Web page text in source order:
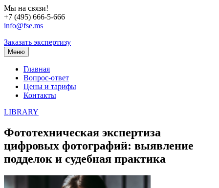
Мы на связи!
+7 (495) 666-5-666
info@fse.ms
Заказать экспертизу
Меню
Главная
Вопрос-ответ
Цены и тарифы
Контакты
LIBRARY
Фототехническая экспертиза
цифровых фотографий: выявление
подделок и судебная практика